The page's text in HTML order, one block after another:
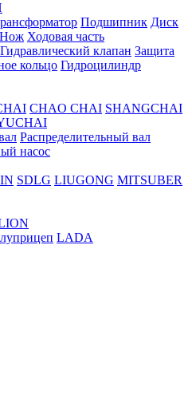
Подшипник Диск
Нож Ходовая часть
Гидравлический клапан Защита
кольцо Гидроцилиндр
CHAO CHAI SHANGCHAI
Распределительный вал
насос
SDLG LIUGONG MITSUBER
LADA